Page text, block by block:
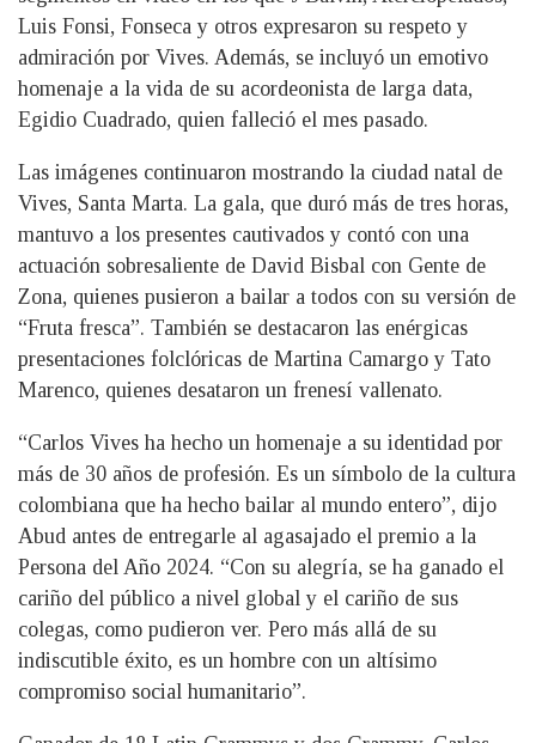
Luis Fonsi, Fonseca y otros expresaron su respeto y
admiración por Vives. Además, se incluyó un emotivo
homenaje a la vida de su acordeonista de larga data,
Egidio Cuadrado, quien falleció el mes pasado.
Las imágenes continuaron mostrando la ciudad natal de
Vives, Santa Marta. La gala, que duró más de tres horas,
mantuvo a los presentes cautivados y contó con una
actuación sobresaliente de David Bisbal con Gente de
Zona, quienes pusieron a bailar a todos con su versión de
“Fruta fresca”. También se destacaron las enérgicas
presentaciones folclóricas de Martina Camargo y Tato
Marenco, quienes desataron un frenesí vallenato.
“Carlos Vives ha hecho un homenaje a su identidad por
más de 30 años de profesión. Es un símbolo de la cultura
colombiana que ha hecho bailar al mundo entero”, dijo
Abud antes de entregarle al agasajado el premio a la
Persona del Año 2024. “Con su alegría, se ha ganado el
cariño del público a nivel global y el cariño de sus
colegas, como pudieron ver. Pero más allá de su
indiscutible éxito, es un hombre con un altísimo
compromiso social humanitario”.